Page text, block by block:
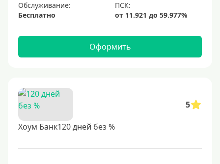
Обслуживание:
Бесплатно
Оформить
5
Хоум Банк120 дней без %